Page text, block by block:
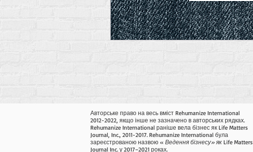
Авторське право на весь вміст Rehumanize International
2012-2022, якщо інше не зазначено в авторських рядках.
Rehumanize International раніше вела бізнес як Life Matters
Journal, Inc., 2011-2017. Rehumanize International була
зареєстрованою назвою « Ведення бізнесу» як Life Matters
Journal Inc. у 2017–2021 роках.